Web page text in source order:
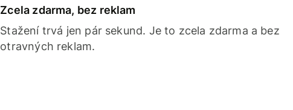
Zcela zdarma, bez reklam
Stažení trvá jen pár sekund. Je to zcela zdarma a bez
otravných reklam.